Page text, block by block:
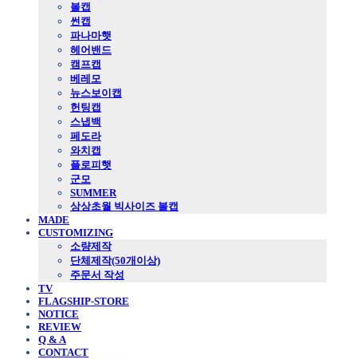
볼캡
썬캡
파나마햇
헤어밴드
캠프캡
베레모
뉴스보이캡
헌팅캡
스냅백
페도라
와치캡
플로피햇
군모
SUMMER
상상초월 빅사이즈 볼캡
MADE
CUSTOMIZING
소량제작
단체제작(50개이상)
주문서 작성
TV
FLAGSHIP-STORE
NOTICE
REVIEW
Q & A
CONTACT